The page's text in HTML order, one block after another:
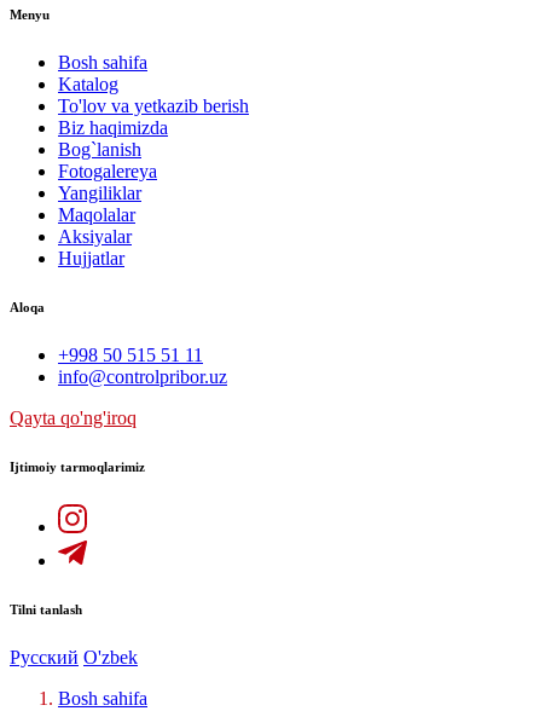
Menyu
Bosh sahifa
Katalog
To'lov va yetkazib berish
Biz haqimizda
Bog`lanish
Fotogalereya
Yangiliklar
Maqolalar
Aksiyalar
Hujjatlar
Aloqa
+998 50 515 51 11
info@controlpribor.uz
Qayta qo'ng'iroq
Ijtimoiy tarmoqlarimiz
Tilni tanlash
Русский O'zbek
Bosh sahifa